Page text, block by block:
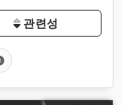
관련성